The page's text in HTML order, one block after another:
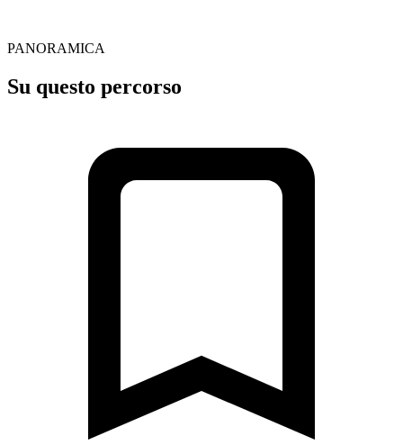
PANORAMICA
Su questo percorso